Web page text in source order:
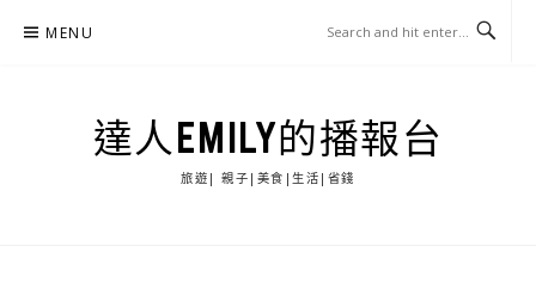
MENU
達人EMILY的播報台
旅遊| 親子|美食|生活|省錢